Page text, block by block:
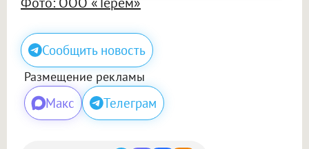
Сообщить новость
Размещение рекламы
Макс Телеграм